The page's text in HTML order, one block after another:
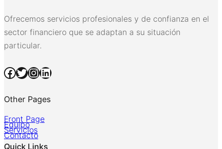
Ofrecemos servicios profesionales y de confianza en el
sector financiero que se adaptan a su situación
particular.
Facebook Twitter InstagramLinkedIn
Other Pages
Front Page
Equipo
Servicios
Contacto
Quick Links